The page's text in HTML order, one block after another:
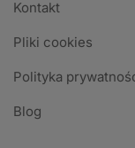
Kontakt
Pliki cookies
Polityka
Blog